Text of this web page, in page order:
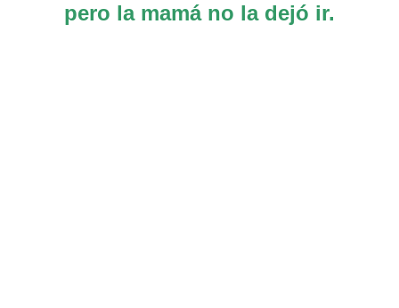
pero la mamá no la dejó ir.